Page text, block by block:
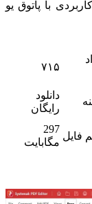
با پاتوق یو
۷۱۵
دانلود
رایگان
فایل
297
مگابایت